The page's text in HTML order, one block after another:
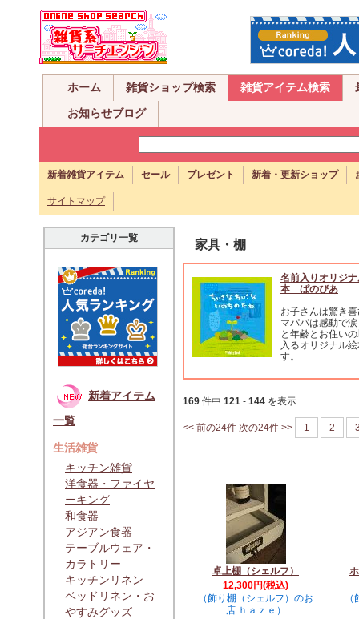
ホーム 雑貨ショップ検索 雑貨アイテム検索
お知らせブログ
新着雑貨アイテム セール プレゼント 新着・更新ショップ
サイトマップ
カテゴリ一覧
新着アイテム
一覧
生活雑貨
キッチン雑貨
洋食器・ファイヤ
ーキング
和食器
アジアン食器
テーブルウェア・
カラトリー
キッチンリネン
ベッドリネン・お
やすみグッズ
家具・棚
名前入りオリジ
本 ぱのぴあ
お子さんは驚き
マパパは感動で
と年齢とお住い
入るオリジナル
す。
169 件中 121 - 144 を表示
<< 前の24件 次の24件 >> 1 2
卓上棚（シェルフ）
12,300円(税込)
（飾り棚（シェルフ）のお
店 ｈａｚｅ）